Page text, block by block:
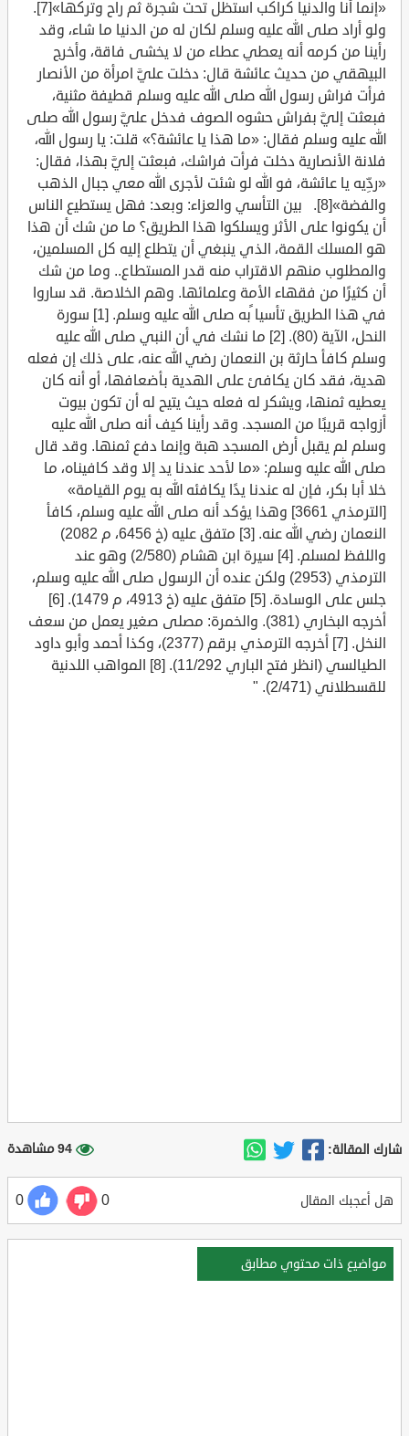
«إنما أنا والدنيا كراكب استظل تحت شجرة ثم راح وتركها»[7].
ولو أراد صلى الله عليه وسلم لكان له من الدنيا ما شاء، وقد
رأينا من كرمه أنه يعطي عطاء من لا يخشى فاقة، وأخرج
البيهقي من حديث عائشة قال: دخلت عليَّ امرأة من الأنصار
فرأت فراش رسول الله صلى الله عليه وسلم قطيفة مثنية،
فبعثت إليَّ بفراش حشوه الصوف فدخل عليَّ رسول الله صلى
الله عليه وسلم فقال: «ما هذا يا عائشة؟» قلت: يا رسول الله،
فلانة الأنصارية دخلت فرأت فراشك، فبعثت إليَّ بهذا، فقال:
«ردِّيه يا عائشة، فو الله لو شئت لأجرى الله معي جبال الذهب
والفضة»[8]. بين التأسي والعزاء: وبعد: فهل يستطيع الناس
أن يكونوا على الأثر ويسلكوا هذا الطريق؟ ما من شك أن هذا
هو المسلك القمة، الذي ينبغي أن يتطلع إليه كل المسلمين،
والمطلوب منهم الاقتراب منه قدر المستطاع.. وما من شك
أن كثيرًا من فقهاء الأمة وعلمائها. وهم الخلاصة. قد ساروا
في هذا الطريق تأسيا ًبه صلى الله عليه وسلم. [1] سورة
النحل، الآية (80). [2] ما نشك في أن النبي صلى الله عليه
وسلم كافأ حارثة بن النعمان رضي الله عنه، على ذلك إن فعله
هدية، فقد كان يكافئ على الهدية بأضعافها، أو أنه كان
يعطيه ثمنها، ويشكر له فعله حيث يتيح له أن تكون بيوت
أزواجه قريبًا من المسجد. وقد رأينا كيف أنه صلى الله عليه
وسلم لم يقبل أرض المسجد هبة وإنما دفع ثمنها. وقد قال
صلى الله عليه وسلم: «ما لأحد عندنا يد إلا وقد كافيناه، ما
خلا أبا بكر، فإن له عندنا يدًا يكافئه الله به يوم القيامة»
[الترمذي 3661] وهذا يؤكد أنه صلى الله عليه وسلم، كافأ
النعمان رضي الله عنه. [3] متفق عليه (خ 6456، م 2082)
واللفظ لمسلم. [4] سيرة ابن هشام (2/580) وهو عند
الترمذي (2953) ولكن عنده أن الرسول صلى الله عليه وسلم،
جلس على الوسادة. [5] متفق عليه (خ 4913، م 1479). [6]
أخرجه البخاري (381). والخمرة: مصلى صغير يعمل من سعف
النخل. [7] أخرجه الترمذي برقم (2377)، وكذا أحمد وأبو داود
الطيالسي (انظر فتح الباري 11/292). [8] المواهب اللدنية
للقسطلاني (2/471). "
شارك المقالة: 94 مشاهدة
هل أعجبك المقال 0
0
مواضيع ذات محتوي مطابق